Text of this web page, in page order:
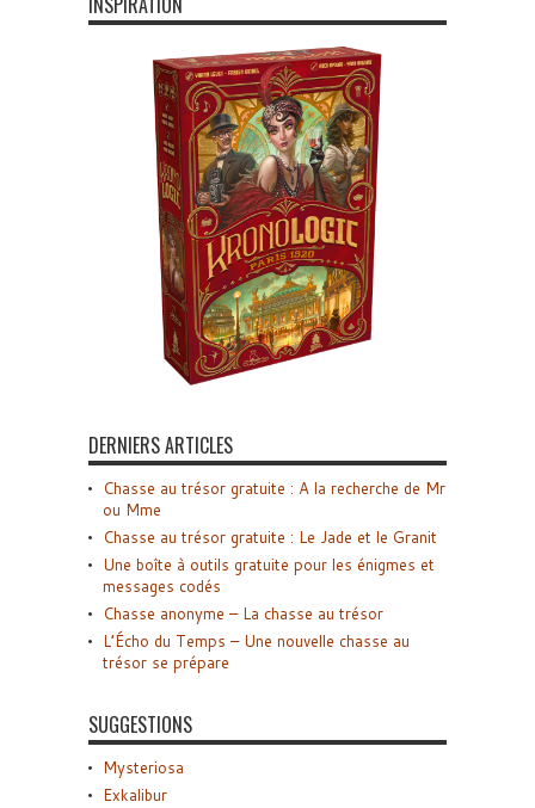
DERNIERS ARTICLES
Chasse au trésor gratuite : A la recherche de Mr
ou Mme
Chasse au trésor gratuite : Le Jade et le Granit
Une boîte à outils gratuite pour les énigmes et
messages codés
Chasse anonyme – La chasse au trésor
L’Écho du Temps – Une nouvelle chasse au
trésor se prépare
SUGGESTIONS
Mysteriosa
Exkalibur